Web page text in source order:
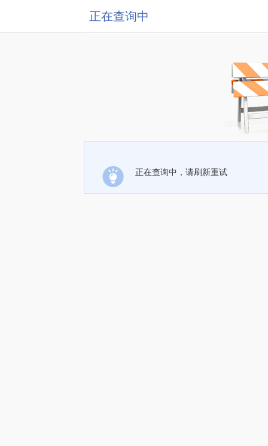
正在查询中
正在查询中，请刷新重试